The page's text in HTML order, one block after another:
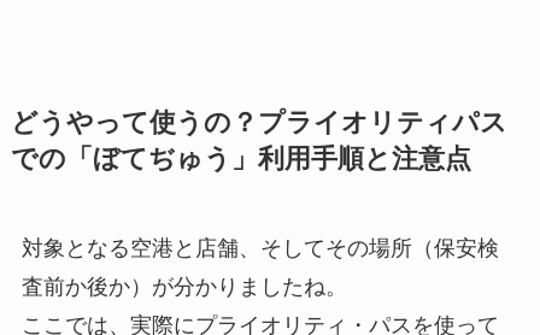
どうやって使うの？プライオリティパス
での「ぼてぢゅう」利用手順と注意点
対象となる空港と店舗、そしてその場所（保安検
査前か後か）が分かりましたね。
ここでは、実際にプライオリティ・パスを使って